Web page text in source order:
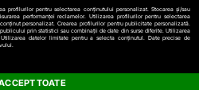
profilurilor pentru selectarea conținutului personalizat. Stocarea și/sau
performanței reclamelor. Utilizarea profilurilor pentru selectarea
personalizat. Crearea profilurilor pentru publicitate personalizată.
prin statistici sau combinații de date din surse diferite. Utilizarea
datelor limitate pentru a selecta conținutul. Date precise de
TOATE